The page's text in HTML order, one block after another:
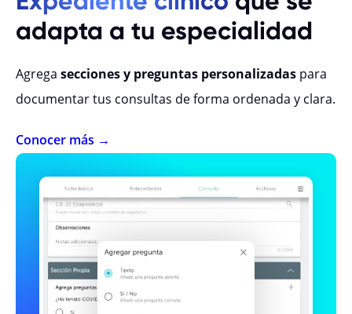
adapta a tu especialidad
Agrega secciones y preguntas personalizadas para
documentar tus consultas de forma ordenada y clara.
Conocer más →